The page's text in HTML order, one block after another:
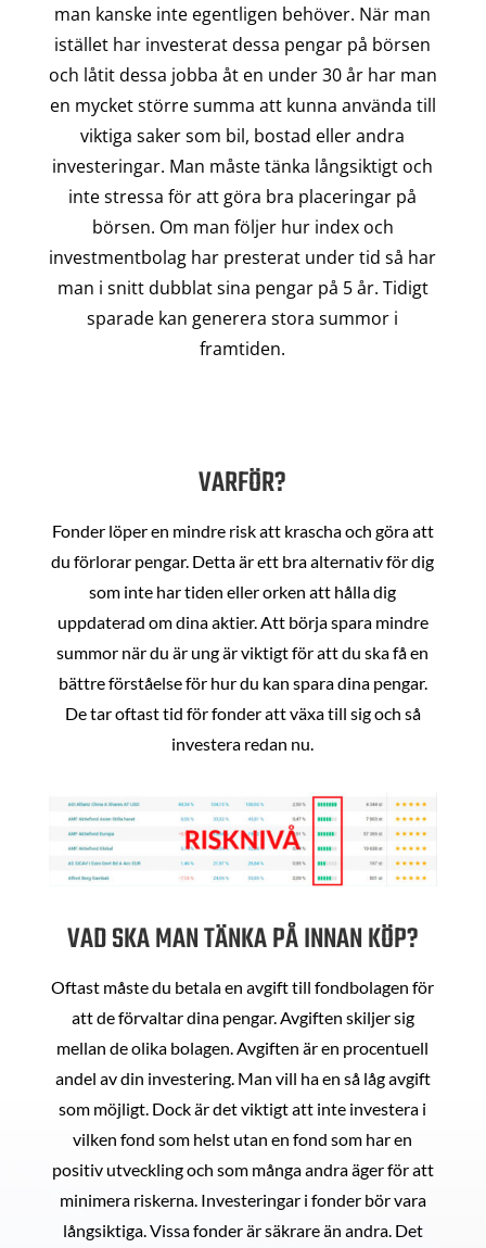
man kanske inte egentligen behöver. När man
istället har investerat dessa pengar på börsen
och låtit dessa jobba åt en under 30 år har man
en mycket större summa att kunna använda till
viktiga saker som bil, bostad eller andra
investeringar. Man måste tänka långsiktigt och
inte stressa för att göra bra placeringar på
börsen. Om man följer hur index och
investmentbolag har presterat under tid så har
man i snitt dubblat sina pengar på 5 år. Tidigt
sparade kan generera stora summor i
framtiden.
VARFÖR?
Fonder löper en mindre risk att krascha och göra att
du förlorar pengar. Detta är ett bra alternativ för dig
som inte har tiden eller orken att hålla dig
uppdaterad om dina aktier. Att börja spara mindre
summor när du är ung är viktigt för att du ska få en
bättre förståelse för hur du kan spara dina pengar.
De tar oftast tid för fonder att växa till sig och så
investera redan nu.
VAD SKA MAN TÄNKA PÅ INNAN KÖP?
Oftast måste du betala en avgift till fondbolagen för
att de förvaltar dina pengar. Avgiften skiljer sig
mellan de olika bolagen. Avgiften är en procentuell
andel av din investering. Man vill ha en så låg avgift
som möjligt. Dock är det viktigt att inte investera i
vilken fond som helst utan en fond som har en
positiv utveckling och som många andra äger för att
minimera riskerna. Investeringar i fonder bör vara
långsiktiga. Vissa fonder är säkrare än andra. Det